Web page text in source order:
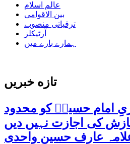
عالم اسلام
بین الاقوامی
ترقیاتی منصوبے
آرٹیکلز
ہمارے بارے میں
تازه خبریں
امام حسینؑ کو محدود
کی اجازت نہیں دیں
عارف حسین واحدی